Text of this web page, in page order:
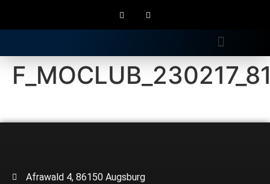
Afrawald 4, 86150 Augsburg